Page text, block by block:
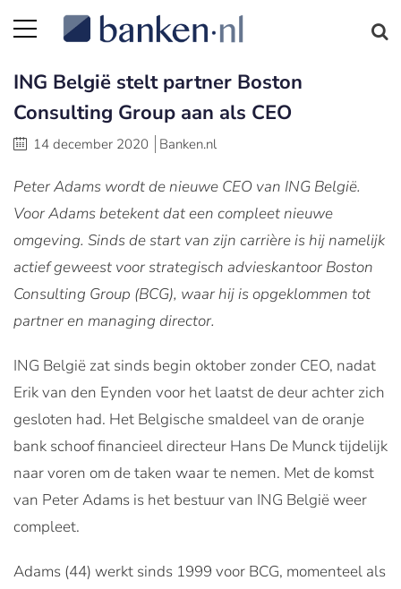
ING België stelt partner Boston
Consulting Group aan als CEO
14 december 2020 Banken.nl
Peter Adams wordt de nieuwe CEO van ING België.
Voor Adams betekent dat een compleet nieuwe
omgeving. Sinds de start van zijn carrière is hij namelijk
actief geweest voor strategisch advieskantoor Boston
Consulting Group (BCG), waar hij is opgeklommen tot
partner en managing director.
ING België zat sinds begin oktober zonder CEO, nadat
Erik van den Eynden voor het laatst de deur achter zich
gesloten had. Het Belgische smaldeel van de oranje
bank schoof financieel directeur Hans De Munck tijdelijk
naar voren om de taken waar te nemen. Met de komst
van Peter Adams is het bestuur van ING België weer
compleet.
Adams (44) werkt sinds 1999 voor BCG, momenteel als